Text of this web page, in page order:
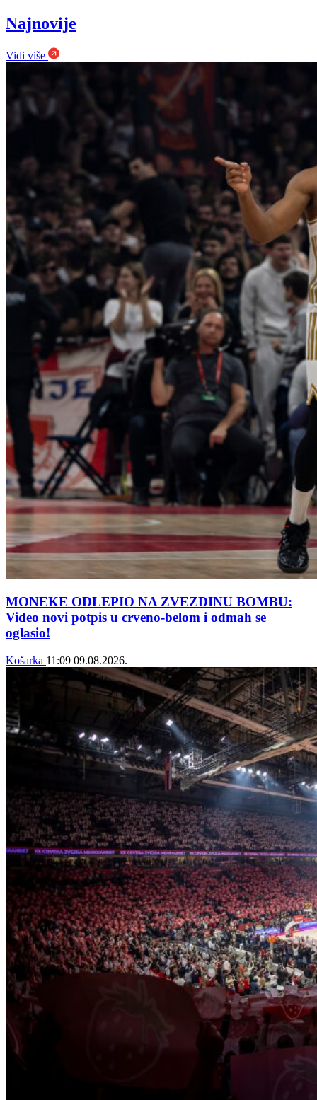
Najnovije
Vidi više
MONEKE ODLEPIO NA ZVEZDINU BOMBU:
Video novi potpis u crveno-belom i odmah se
oglasio!
Košarka 11:09 09.08.2026.